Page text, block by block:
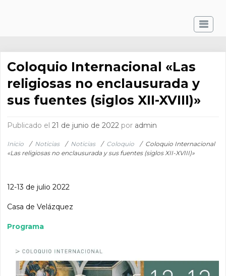
Coloquio Internacional «Las
religiosas no enclausurada y
sus fuentes (siglos XII-XVIII)»
Publicado el21 de junio de 2022 por admin
Inicio / Noticias / Noticias / Coloquio / Coloquio Internacional
«Las religiosas no enclausurada y sus fuentes (siglos XII-XVIII)»
12-13 de julio 2022
Casa de Velázquez
Programa